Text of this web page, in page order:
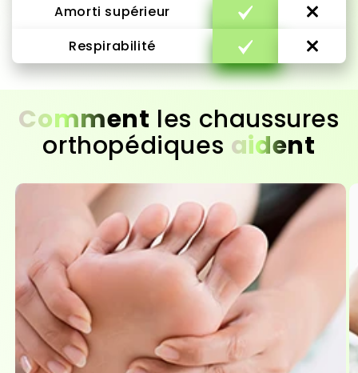
Amorti supérieur
Respirabilité
Comment les chaussures
orthopédiques aident